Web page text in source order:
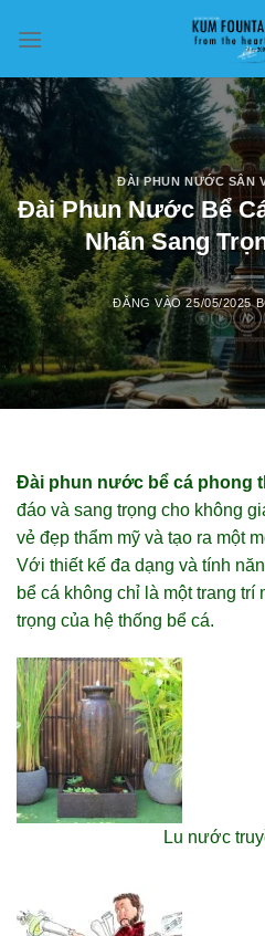
qua
dung
ĐÀI PHUN NƯỚC SÂN
Đài Phun Nước Bể
Nhấn Sang
ĐĂNG VÀO25/05/2025
Đài phun nước bể cá phong
đáo và sang trọng cho không
vẻ đẹp thẩm mỹ và tạo ra một
Với thiết kế đa dạng và tính
bể cá không chỉ là một trang trí
trọng của hệ thống bể cá.
Lu nước